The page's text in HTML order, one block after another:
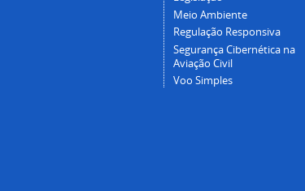
Meio Ambiente
Regulação Responsiva
Segurança Cibernética na
Aviação Civil
Voo Simples